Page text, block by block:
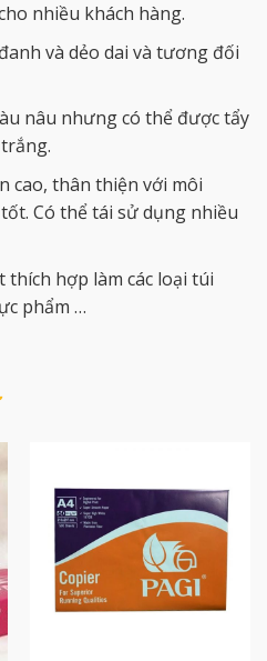
nhiều khách hàng.
và dẻo dai và tương đối
nâu nhưng có thể được tẩy
cao, thân thiện với môi
Có thể tái sử dụng nhiều
thích hợp làm các loại túi
phẩm …